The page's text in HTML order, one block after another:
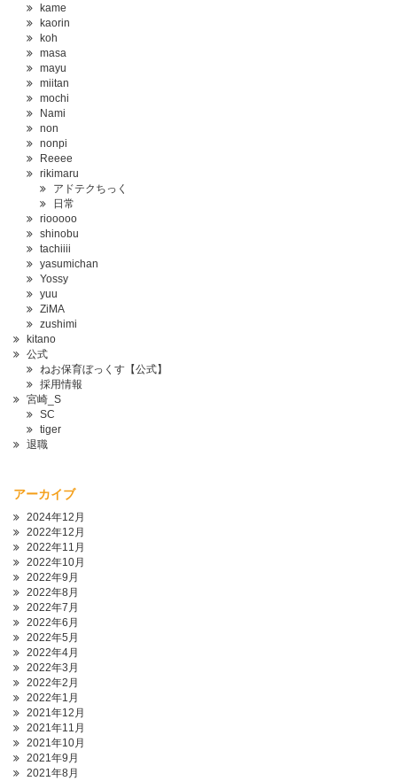
kame
kaorin
koh
masa
mayu
miitan
mochi
Nami
non
nonpi
Reeee
rikimaru
アドテクちっく
日常
riooooo
shinobu
tachiiii
yasumichan
Yossy
yuu
ZiMA
zushimi
kitano
公式
ねお保育ぼっくす【公式】
採用情報
宮崎_S
SC
tiger
退職
アーカイブ
2024年12月
2022年12月
2022年11月
2022年10月
2022年9月
2022年8月
2022年7月
2022年6月
2022年5月
2022年4月
2022年3月
2022年2月
2022年1月
2021年12月
2021年11月
2021年10月
2021年9月
2021年8月